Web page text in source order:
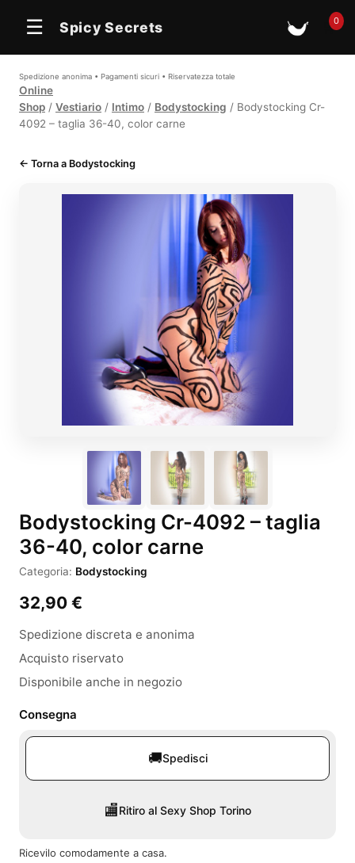
☰ Spicy Secrets 🛒0
Spedizione anonima • Pagamenti sicuri • Riservatezza totale
Online
Shop / Vestiario / Intimo / Bodystocking / Bodystocking Cr-
4092 – taglia 36-40, color carne
← Torna a Bodystocking
Bodystocking Cr-4092 – taglia
36-40, color carne
Categoria: Bodystocking
32,90 €
Spedizione discreta e anonima
Acquisto riservato
Disponibile anche in negozio
Consegna
🚚Spedisci
🏬Ritiro al Sexy Shop Torino
Ricevilo comodamente a casa.
In